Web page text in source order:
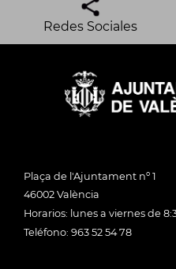
Redes Sociales
Plaça de l'Ajuntament nº 1
46002 València
Horarios: lunes a viernes de
Teléfono: 963 52 54 78